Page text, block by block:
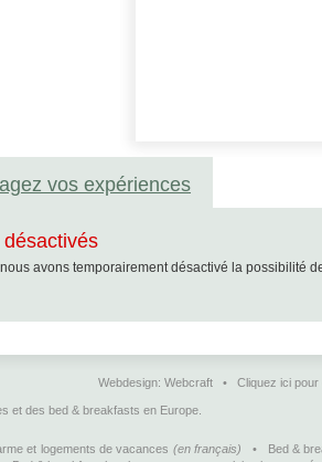
EU cookie law
vos expériences
avons temporairement désactivé la possibilité
Webdesign: Webcraft • Cliquez ici
et des bed & breakfasts en Europe.
et logements de vacances (en français) •
Bed &